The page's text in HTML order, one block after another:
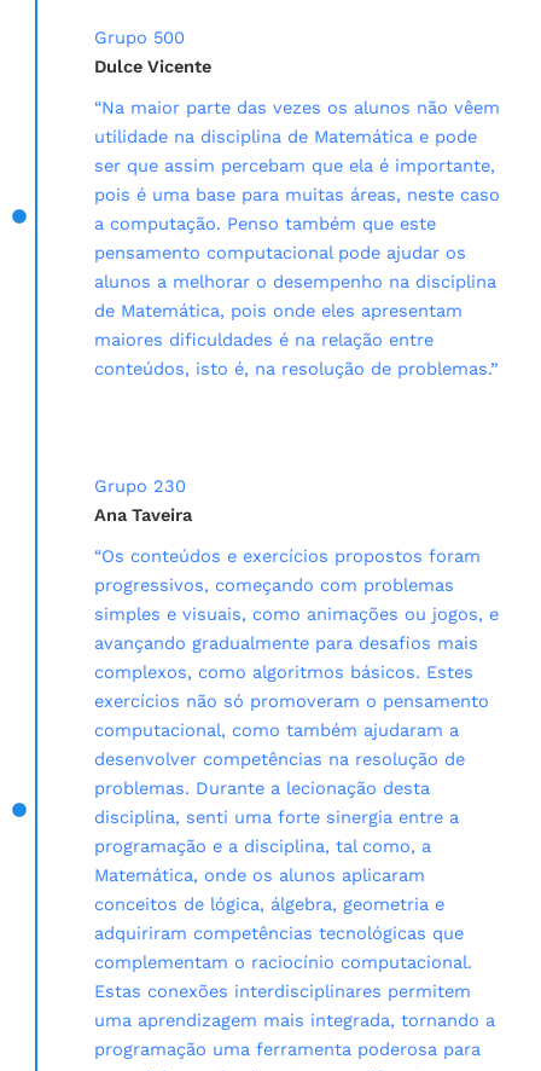
Grupo 500
Dulce Vicente
“Na maior parte das vezes os alunos não vêem
utilidade na disciplina de Matemática e pode
ser que assim percebam que ela é importante,
pois é uma base para muitas áreas, neste caso
a computação. Penso também que este
pensamento computacional pode ajudar os
alunos a melhorar o desempenho na disciplina
de Matemática, pois onde eles apresentam
maiores dificuldades é na relação entre
conteúdos, isto é, na resolução de problemas.”
Grupo 230
Ana Taveira
“Os conteúdos e exercícios propostos foram
progressivos, começando com problemas
simples e visuais, como animações ou jogos, e
avançando gradualmente para desafios mais
complexos, como algoritmos básicos. Estes
exercícios não só promoveram o pensamento
computacional, como também ajudaram a
desenvolver competências na resolução de
problemas. Durante a lecionação desta
disciplina, senti uma forte sinergia entre a
programação e a disciplina, tal como, a
Matemática, onde os alunos aplicaram
conceitos de lógica, álgebra, geometria e
adquiriram competências tecnológicas que
complementam o raciocínio computacional.
Estas conexões interdisciplinares permitem
uma aprendizagem mais integrada, tornando a
programação uma ferramenta poderosa para